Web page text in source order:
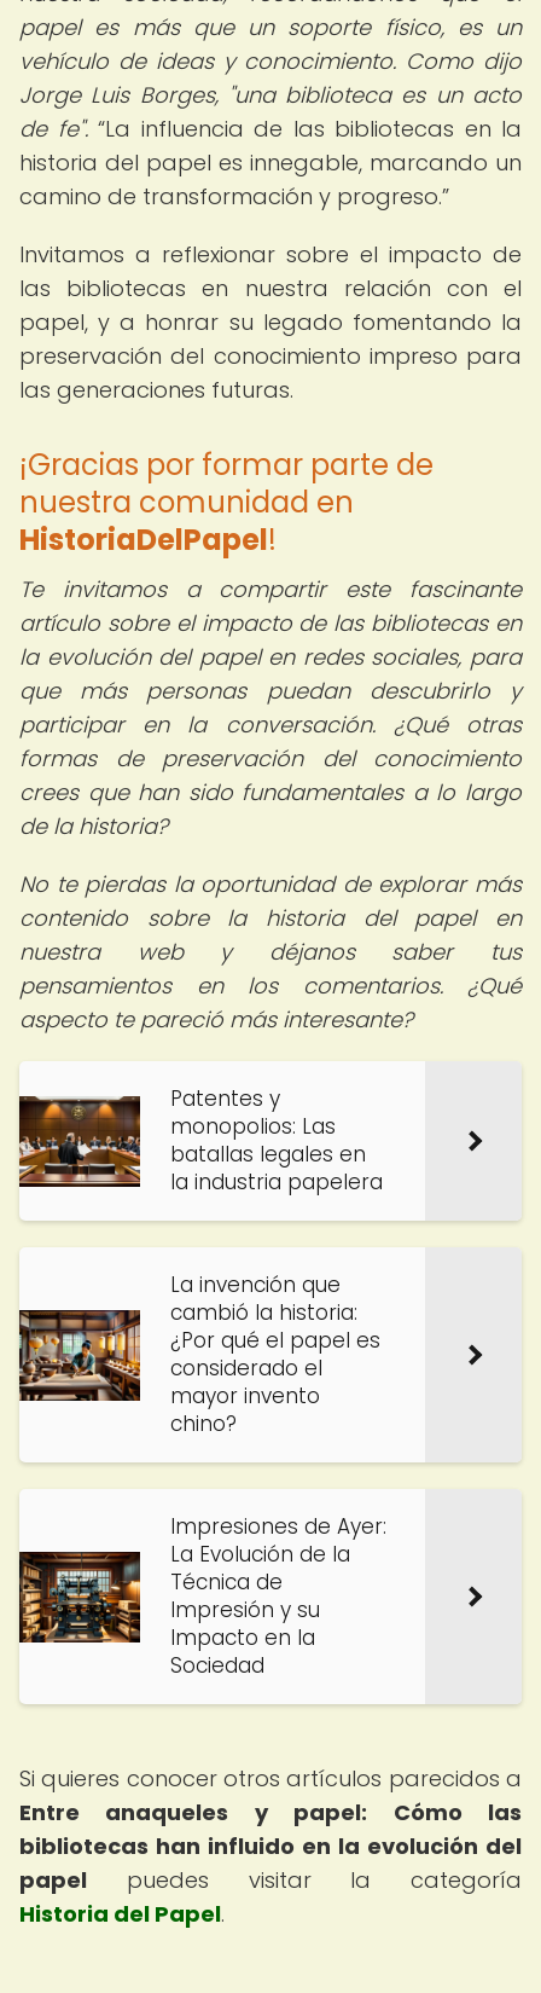
papel es más que un soporte físico, es un
vehículo de ideas y conocimiento. Como dijo
Jorge Luis Borges, "una biblioteca es un acto
de fe".
La influencia de las bibliotecas en la
historia del papel es innegable, marcando un
camino de transformación y progreso.
Invitamos a reflexionar sobre el impacto de
las bibliotecas en nuestra relación con el
papel, y a honrar su legado fomentando la
preservación del conocimiento impreso para
las generaciones futuras.
¡Gracias por formar parte de
nuestra comunidad en
HistoriaDelPapel!
Te invitamos a compartir este fascinante
artículo sobre el impacto de las bibliotecas en
la evolución del papel en redes sociales, para
que más personas puedan descubrirlo y
participar en la conversación. ¿Qué otras
formas de preservación del conocimiento
crees que han sido fundamentales a lo largo
de la historia?
No te pierdas la oportunidad de explorar más
contenido sobre la historia del papel en
nuestra web y déjanos saber tus
pensamientos en los comentarios. ¿Qué
aspecto te pareció más interesante?
Patentes y
monopolios: Las
batallas legales en
la industria papelera
La invención que
cambió la historia:
¿Por qué el papel es
considerado el
mayor invento
chino?
Impresiones de Ayer:
La Evolución de la
Técnica de
Impresión y su
Impacto en la
Sociedad
Si quieres conocer otros artículos parecidos a
Entre anaqueles y papel: Cómo las
bibliotecas han influido en la evolución del
papel puedes visitar la categoría
Historia del Papel.